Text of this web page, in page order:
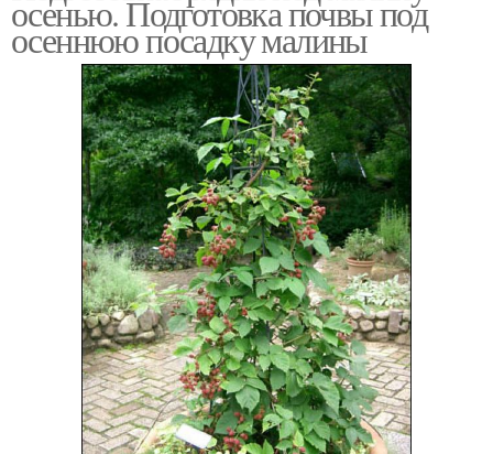
осенью. Подготовка почвы под
осеннюю посадку малины